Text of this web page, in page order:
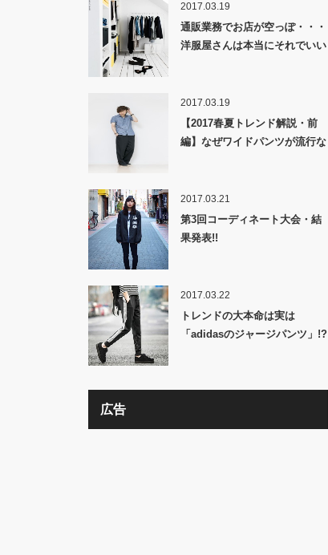
2017.03.19
通販業務でお店が空っぽ・・・
洋服屋さんは本当にそれでいい
2017.03.19
【2017春夏トレンド解説・前
編】なぜワイドパンツが流行な
2017.03.21
第3回コーディネート大会・結
果発表!!
2017.03.22
トレンドの大本命は実は
「adidasのジャージパンツ」!?
広告